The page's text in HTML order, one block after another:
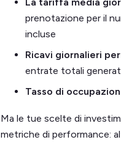
prenotazione per il
incluse
Ricavi giornalieri
entrate totali
Tasso di
Ma le tue scelte di
metriche di performance: